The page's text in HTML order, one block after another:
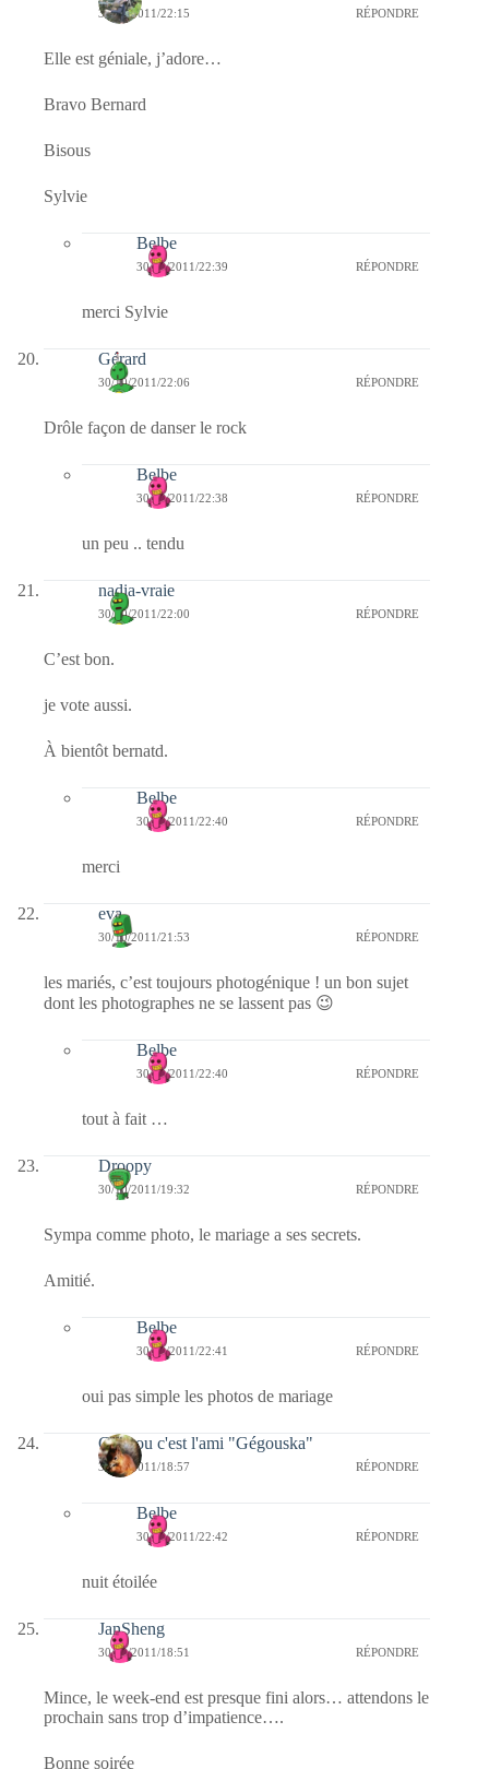
30/10/2011/22:15 RÉPONDRE
Elle est géniale, j’adore…
Bravo Bernard
Bisous
Sylvie
Belbe
30/10/2011/22:39 RÉPONDRE
merci Sylvie
Gérard
30/10/2011/22:06 RÉPONDRE
Drôle façon de danser le rock
Belbe
30/10/2011/22:38 RÉPONDRE
un peu .. tendu
nadia-vraie
30/10/2011/22:00 RÉPONDRE
C’est bon.
je vote aussi.
À bientôt bernatd.
Belbe
30/10/2011/22:40 RÉPONDRE
merci
eva
30/10/2011/21:53 RÉPONDRE
les mariés, c’est toujours photogénique ! un bon sujet
dont les photographes ne se lassent pas 😉
Belbe
30/10/2011/22:40 RÉPONDRE
tout à fait …
Droopy
30/10/2011/19:32 RÉPONDRE
Sympa comme photo, le mariage a ses secrets.
Amitié.
Belbe
30/10/2011/22:41 RÉPONDRE
oui pas simple les photos de mariage
Coucou c'est l'ami "Gégouska"
30/10/2011/18:57 RÉPONDRE
Belbe
30/10/2011/22:42 RÉPONDRE
nuit étoilée
JanSheng
30/10/2011/18:51 RÉPONDRE
Mince, le week-end est presque fini alors… attendons le
prochain sans trop d’impatience….
Bonne soirée